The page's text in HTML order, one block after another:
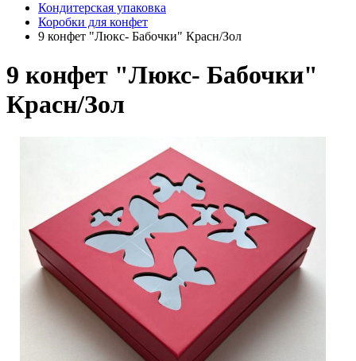
Кондитерская упаковка
Коробки для конфет
9 конфет "Люкс- Бабочки" Красн/Зол
9 конфет "Люкс- Бабочки"
Красн/Зол